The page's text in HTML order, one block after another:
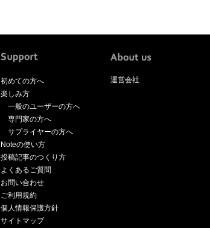
初めての方へ
楽しみ方
一般のユーザーの方へ
専門家の方へ
サプライヤーの方へ
Noteの使い方
投稿記事のつくり方
よくあるご質問
お問い合わせ
ご利用規約
個人情報保護方針
サイトマップ
運営会社